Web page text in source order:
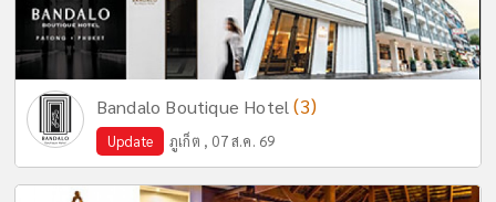
Bandalo Boutique Hotel(3)
Update ภูเก็ต , 07 ส.ค. 69